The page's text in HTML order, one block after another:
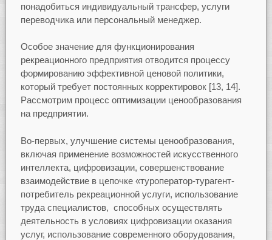
понадобиться индивидуальный трансфер, услуги
переводчика или персональный менеджер.
Особое значение для функционирования
рекреационного предприятия отводится процессу
формированию эффективной ценовой политики,
который требует постоянных корректировок [13, 14].
Рассмотрим процесс оптимизации ценообразования
на предприятии.
Во-первых, улучшение системы ценообразования,
включая применение возможностей искусственного
интеллекта, цифровизации, совершенствование
взаимодействие в цепочке «туроператор-турагент-
потребитель рекреационной услуги, использование
труда специалистов, способных осуществлять
деятельность в условиях цифровизации оказания
услуг, использование современного оборудования,